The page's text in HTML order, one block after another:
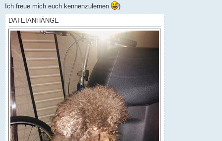
Ich freue mich euch kennenzulernen
)
DATEIANHÄNGE